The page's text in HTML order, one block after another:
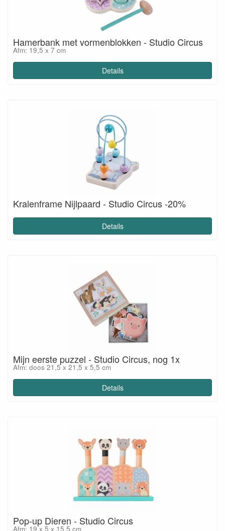
Hamerbank met vormenblokken - Studio Circus
Afm: 19,5 x 7 cm
Details
Kralenframe Nijlpaard - Studio Circus -20%
Details
Mijn eerste puzzel - Studio Circus, nog 1x
Afm: doos 21,5 x 21,5 x 5,5 cm
Details
Pop-up Dieren - Studio Circus
Afm: 19 x 5 x 15,5 cm